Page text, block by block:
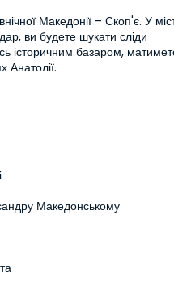
Македонії – Скоп'є. У
ви будете шукати сліди
історичним базаром,
Анатолії.
Македонському